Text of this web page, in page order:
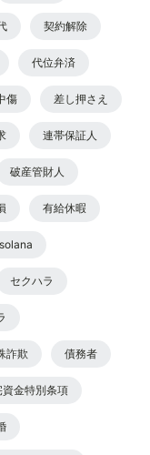
契約解除
代位弁済
傷 差し押さえ
連帯保証人
破産管財人
有給休暇
solana
セクハラ
詐欺 債務者
金特別条項